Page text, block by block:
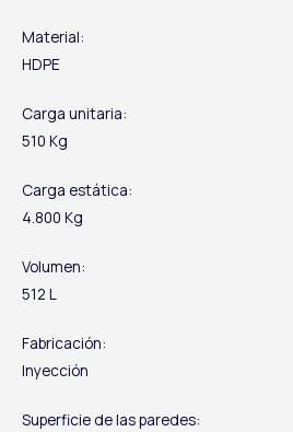
Material:
HDPE
Carga unitaria:
510 Kg
Carga estática:
4.800 Kg
Volumen:
512 L
Fabricación:
Inyección
Superficie de las paredes: